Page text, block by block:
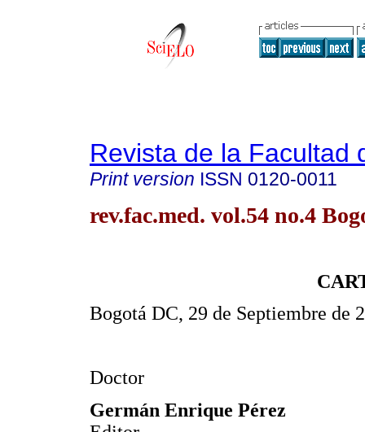
Revista de la Facultad
Print version ISSN 0120-0011
rev.fac.med. vol.54 no.4
Bogotá DC, 29 de Septiembre de
Doctor
Germán Enrique Pérez